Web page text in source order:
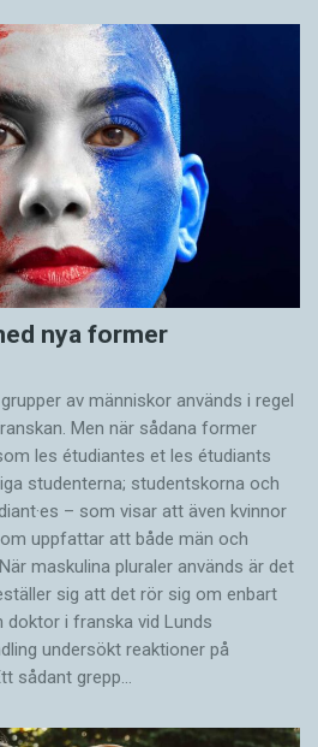
nya former
av människor används i regel
Men när sådana ­former
les étudiantes et les étudiants
studenterna; studentskorna och
– som visar att även kvinnor
uppfattar att både män och
maskulina pluraler används är det
sig att det rör sig om enbart
doktor i franska vid Lunds
undersökt reaktioner på
sådant grepp…